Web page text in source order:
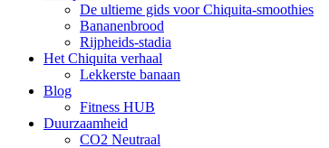
De ultieme gids voor Chiquita-smoothies
Bananenbrood
Rijpheids-stadia
Het Chiquita verhaal
Lekkerste banaan
Blog
Fitness HUB
Duurzaamheid
CO2 Neutraal